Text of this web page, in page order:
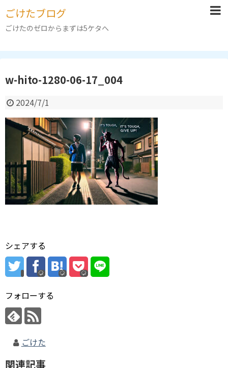
ごけたブログ
ごけたのゼロからまずは5ケタへ
w-hito-1280-06-17_004
2024/7/1
シェアする
フォローする
ごけた
関連記事